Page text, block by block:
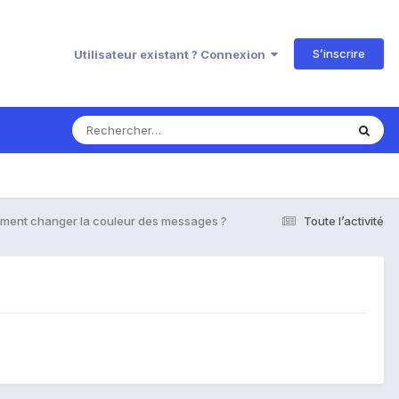
Utilisateur existant ? Connexion S’inscrire
Toute l’activité
changer la couleur des messages ?